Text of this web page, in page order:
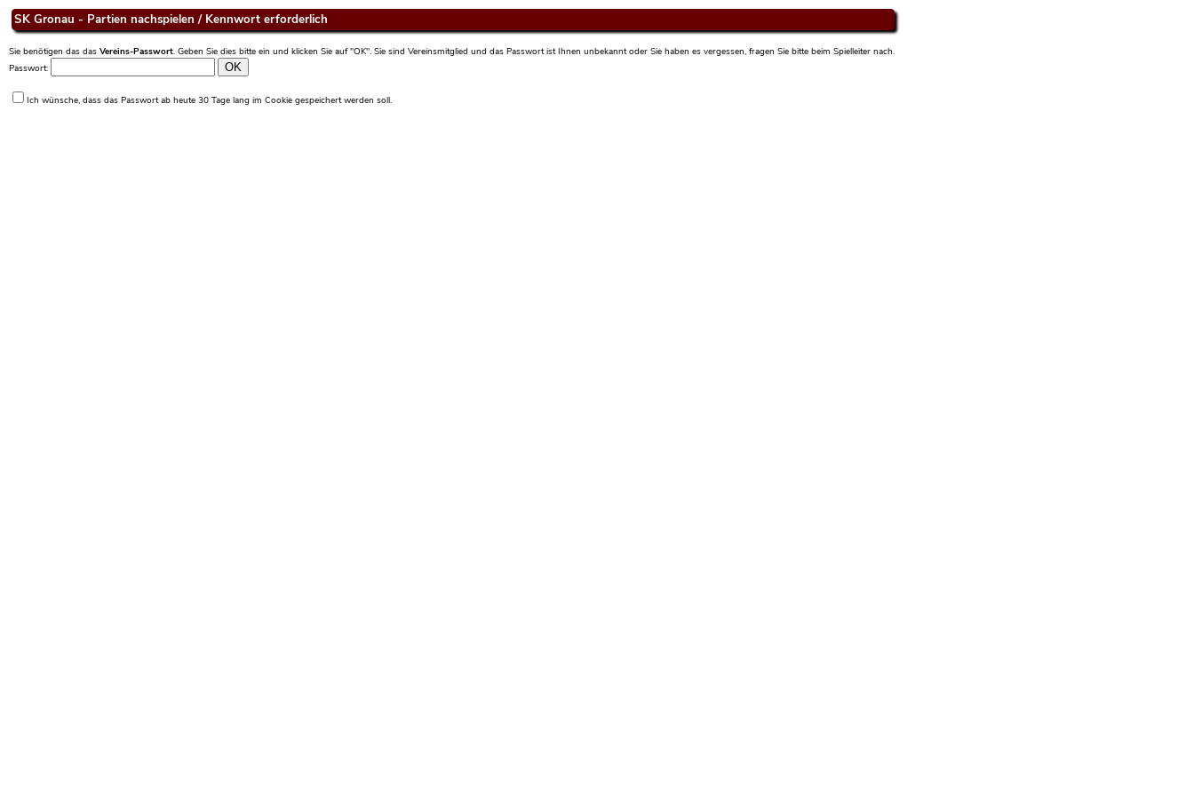
SK Gronau - Partien nachspielen / Kennwort erforderlich
Sie benötigen das das Vereins-Passwort. Geben Sie dies bitte ein und klicken Sie auf "OK". Sie sind Vereinsmitglied und das Passwort ist Ihnen unbekannt oder Sie haben es vergessen, fragen Sie bitte beim Spielleiter nach.
Passwort:
Ich wünsche, dass das Passwort ab heute 30 Tage lang im Cookie gespeichert werden soll.